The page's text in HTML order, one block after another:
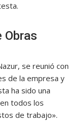
Obras
se reunió con
de la empresa y
ha sido una
todos los
de trabajo».